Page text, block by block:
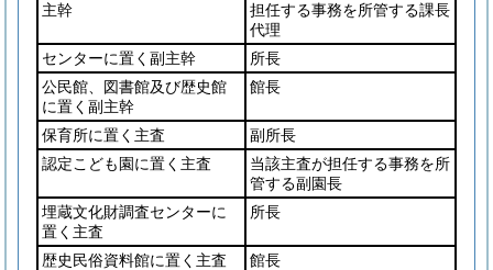
主幹
担任する事務を所管する課長
代理
センターに置く副主幹
所長
公民館、図書館及び歴史館
に置く副主幹
館長
保育所に置く主査
副所長
認定こども園に置く主査
当該主査が担任する事務を所
管する副園長
埋蔵文化財調査センターに
置く主査
所長
歴史民俗資料館に置く主査
館長